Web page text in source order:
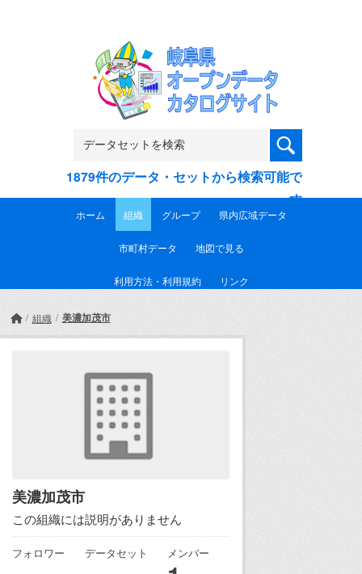
1879件のデータ・セットから検索可能で
す
ホーム 組織 グループ 県内広域データ
市町村データ 地図で見る
利用方法・利用規約 リンク
組織 美濃加茂市
美濃加茂市
この組織には説明がありません
フォロワー データセット メンバー